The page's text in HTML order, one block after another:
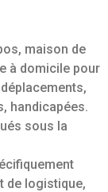
maison de
à domicile pour
handicapées.
sous la
de logistique,